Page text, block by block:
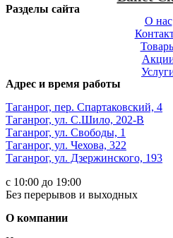
Разделы сайта
О нас
Адрес и время работы
Таганрог, пер. Спартаковский, 4
Таганрог, ул. С.Шило, 202-В
Таганрог, ул. Свободы, 1
Таганрог, ул. Чехова, 322
Таганрог, ул. Дзержинского, 193
с 10:00 до 19:00
Без перерывов и выходных
О компании